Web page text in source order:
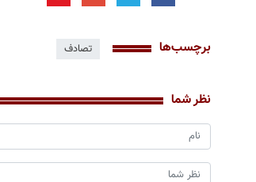
برچسب‌ها تصادف
نظر شما